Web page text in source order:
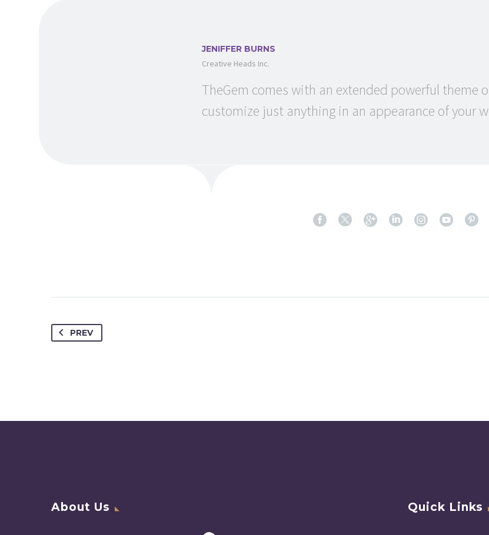
JENIFFER BURNS
Creative Heads Inc.
TheGem comes with an extended powerful theme
customize just anything in an appearance of your
PREV
About Us Quick Links